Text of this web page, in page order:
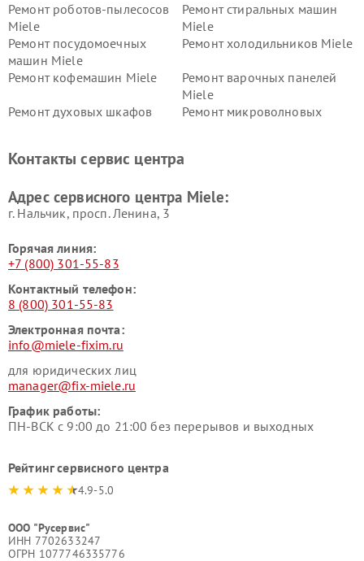
Ремонт роботов-пылесосов
Miele
Ремонт стиральных машин
Miele
Ремонт посудомоечных
машин Miele
Ремонт холодильников Miele
Ремонт кофемашин Miele
Ремонт варочных панелей
Miele
Ремонт духовых шкафов
Ремонт микроволновых
Miele
Miele
пылесосов Miele
Контакты сервис центра
Адрес сервисного центра Miele:
г. Нальчик, просп. Ленина, 3
Горячая линия:
+7 (800) 301-55-83
Контактный телефон:
8 (800) 301-55-83
Электронная почта:
info@miele-fixim.ru
для юридических лиц
manager@fix-miele.ru
График работы:
ПН-ВСК с 9:00 до 21:00 без перерывов и выходных
Рейтинг сервисного центра
4.9-5.0
ООО "Русервис"
ИНН 7702633247
ОГРН 1077746335776